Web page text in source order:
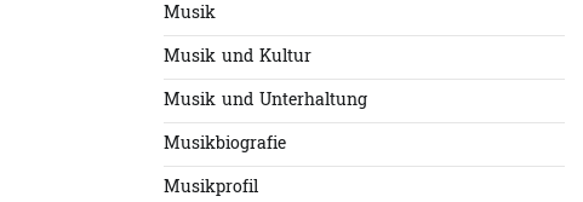
Musik
Musik und Kultur
Musik und Unterhaltung
Musikbiografie
Musikprofil